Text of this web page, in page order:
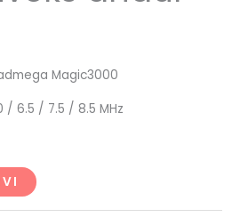
Magic3000
/ 6.5 / 7.5 / 8.5 MHz